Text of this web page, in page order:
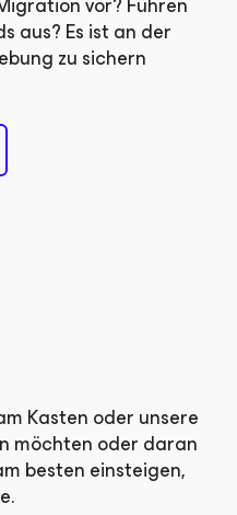
aus? Es ist an der
zu sichern
Kasten oder unsere
möchten oder daran
besten einsteigen,